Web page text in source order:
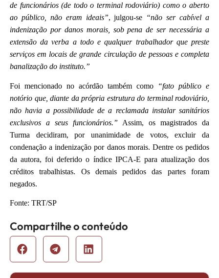
de funcionários (de todo o terminal rodoviário) como o aberto
ao público, não eram ideais”, julgou-se “não ser cabível a
indenização por danos morais, sob pena de ser necessária a
extensão da verba a todo e qualquer trabalhador que preste
serviços em locais de grande circulação de pessoas e completa
banalização do instituto.”
Foi mencionado no acórdão também como
“fato público e
notório que, diante da própria estrutura do terminal rodoviário,
não havia a possibilidade de a reclamada instalar sanitários
exclusivos a seus funcionários.” Assim, os magistrados da
Turma decidiram, por unanimidade de votos, excluir da
condenação a indenização por danos morais. Dentre os pedidos
da autora, foi deferido o índice IPCA-E para atualização dos
créditos trabalhistas. Os demais pedidos das partes foram
negados.
Fonte: TRT/SP
Compartilhe o conteúdo